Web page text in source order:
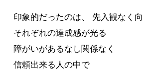
印象的だったのは、 先入観なく
それぞれの達成感が光る
障がいがあるなし関係なく
信頼出来る人の中で